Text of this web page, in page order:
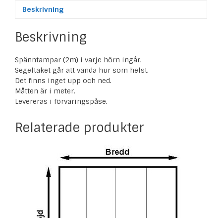
Beskrivning
Beskrivning
Spänntampar (2m) i varje hörn ingår.
Segeltaket går att vända hur som helst.
Det finns inget upp och ned.
Måtten är i meter.
Levereras i förvaringspåse.
Relaterade produkter